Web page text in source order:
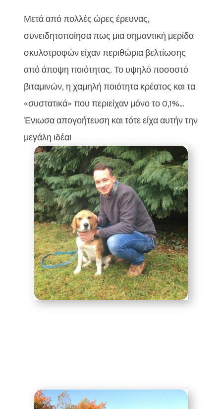
Μετά από πολλές ώρες έρευνας,
συνειδητοποίησα πως μια σημαντική μερίδα
σκυλοτροφών είχαν περιθώρια βελτίωσης
από άποψη ποιότητας. Το υψηλό ποσοστό
βιταμινών, η χαμηλή ποιότητα κρέατος και τα
«συστατικά» που περιείχαν μόνο το 0,1%…
Ένιωσα απογοήτευση και τότε είχα αυτήν την
μεγάλη ιδέα!